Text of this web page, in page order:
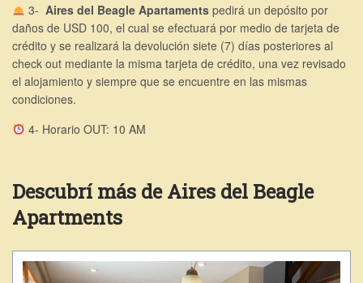
3- Aires del Beagle Apartamentspedirá un depósito por
daños de USD 100, el cual se efectuará por medio de tarjeta de
crédito y se realizará la devolución siete (7) días posteriores al
check out mediante la misma tarjeta de crédito, una vez revisado
el alojamiento y siempre que se encuentre en las mismas
condiciones.
4- Horario OUT: 10 AM
Descubrí más de Aires del Beagle
Apartments